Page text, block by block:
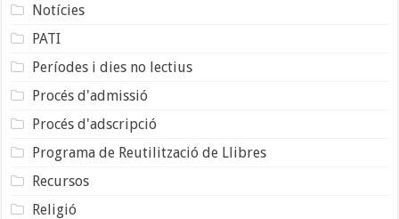
Notícies
PATI
Períodes i dies no lectius
Procés d'admissió
Procés d'adscripció
Programa de Reutilització de Llibres
Recursos
Religió